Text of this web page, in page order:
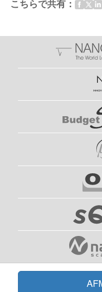
こちらで共有：